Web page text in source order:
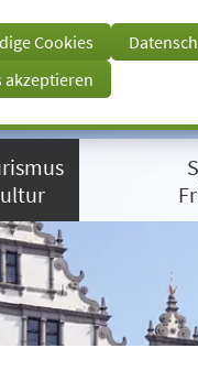
Cookies
akzeptieren